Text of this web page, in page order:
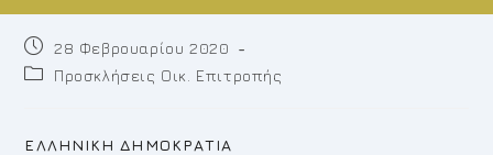
Post
published:
28 Φεβρουαρίου 2020
PostΠροσκλήσεις Οικ. Επιτροπής
ΕΛΛΗΝΙΚΗ ΔΗΜΟΚΡΑΤΙΑ